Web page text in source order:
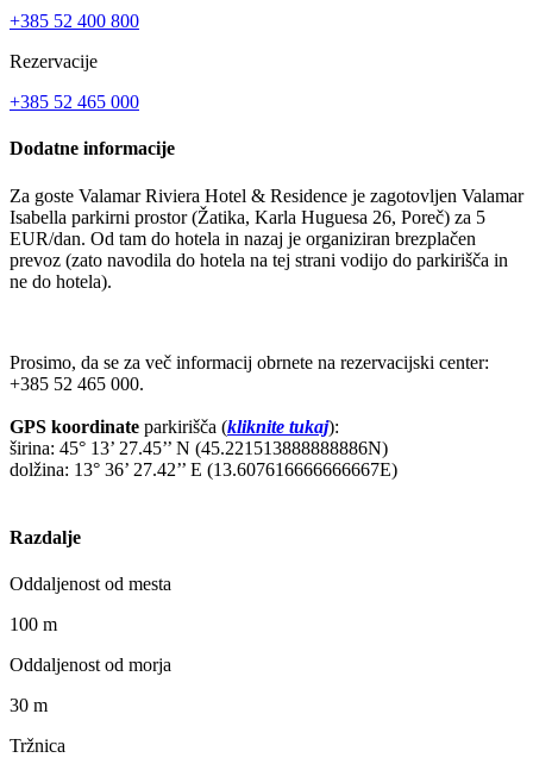
+385 52 400 800
Rezervacije
+385 52 465 000
Dodatne informacije
Za goste Valamar Riviera Hotel & Residence je zagotovljen Valamar
Isabella parkirni prostor (Žatika, Karla Huguesa 26, Poreč) za 5
EUR/dan. Od tam do hotela in nazaj je organiziran brezplačen
prevoz (zato navodila do hotela na tej strani vodijo do parkirišča in
ne do hotela).
Prosimo, da se za več informacij obrnete na rezervacijski center:
+385 52 465 000.
GPS koordinate parkirišča (kliknite tukaj):
širina: 45° 13’ 27.45’’ N (45.221513888888886N)
dolžina: 13° 36’ 27.42’’ E (13.607616666666667E)
Razdalje
Oddaljenost od mesta
100 m
Oddaljenost od morja
30 m
Tržnica